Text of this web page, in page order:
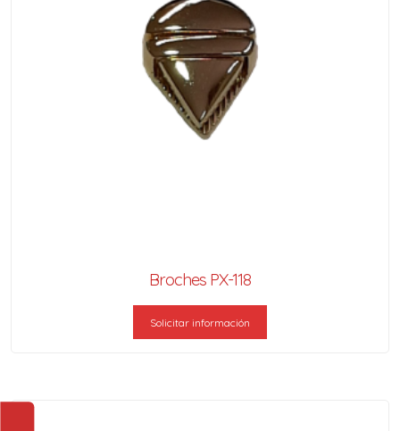
Broches PX-118
Solicitar información